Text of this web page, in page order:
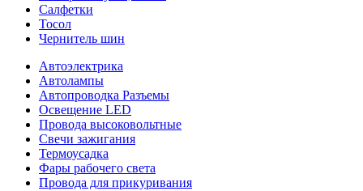
Салфетки
Тосол
Чернитель шин
Автоэлектрика
Автолампы
Автопроводка Разъемы
Освещение LED
Провода высоковольтные
Свечи зажигания
Термоусадка
Фары рабочего света
Провода для прикуривания